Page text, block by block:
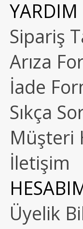
YARDIM
Sipariş
Arıza
İade
Sıkça
Müşteri
İletişim
Üyelik